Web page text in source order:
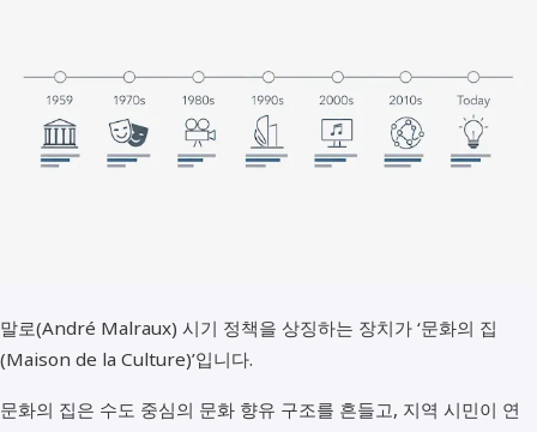
말로(André Malraux) 시기 정책을 상징하는 장치가 ‘문화의 집
(Maison de la Culture)’입니다.
문화의 집은 수도 중심의 문화 향유 구조를 흔들고, 지역 시민이 연